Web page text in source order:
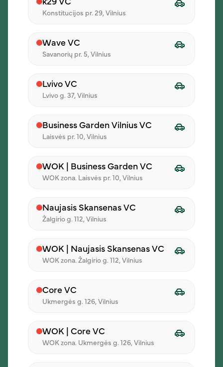
Dienos pietų pasiūlymai
Franšizė
Sąskaitos išrašymas
+370 640 60423
I - V 8:00 - 17:00
k29 VC
Konstitucijos pr. 29, Vilnius
Wave VC
Savanorių pr. 5, Vilnius
Lvivo VC
Lvivo g. 37, Vilnius
Business Garden Vilnius VC
Laisvės pr. 10, Vilnius
WOK | Business Garden VC
WOK zona. Laisvės pr. 10, Vilnius
Naujasis Skansenas VC
Žalgirio g. 112, Vilnius
WOK | Naujasis Skansenas VC
WOK zona. Žalgirio g. 112, Vilnius
Core VC
Ukmergės g. 126, Vilnius
WOK | Core VC
WOK zona. Ukmergės g. 126, Vilnius